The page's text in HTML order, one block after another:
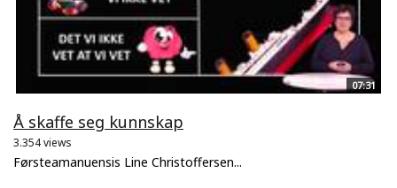
07:31
Å skaffe seg kunnskap
3.354 views
Førsteamanuensis Line Christoffersen...